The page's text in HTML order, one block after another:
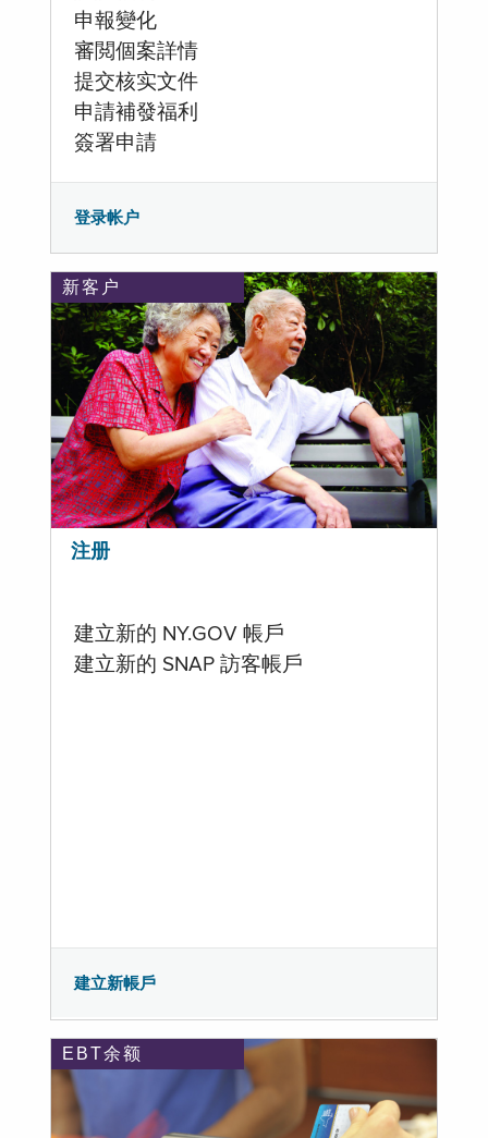
申報變化
審閲個案詳情
提交核实文件
申請補發福利
簽署申請
登录帐户
新客户
注册
建立新的 NY.GOV 帳戶
建立新的 SNAP 訪客帳戶
建立新帳戶
EBT余额